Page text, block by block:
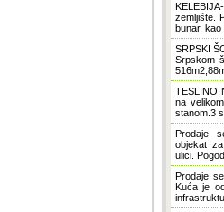
zemljište.
bunar, kao
SRPSKI
Srpskom
TESLINO
na
stanom.3
Prodaje
objekat
ulici.
Prodaje
Kuća je